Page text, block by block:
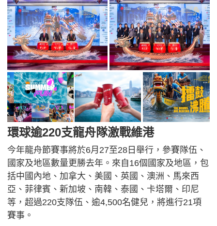
環球逾220支龍舟隊激戰維港
今年龍舟節賽事將於6月27至28日舉行，參賽隊伍、
國家及地區數量更勝去年。來自16個國家及地區，包
括中國內地、加拿大、美國、英國、澳洲、馬來西
亞、菲律賓、新加坡、南韓、泰國、卡塔爾、印尼
等，超過220支隊伍、逾4,500名健兒，將進行21項
賽事。